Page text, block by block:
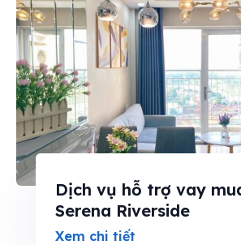
Dịch vụ hỗ trợ vay
Serena Riverside
Xem chi tiết